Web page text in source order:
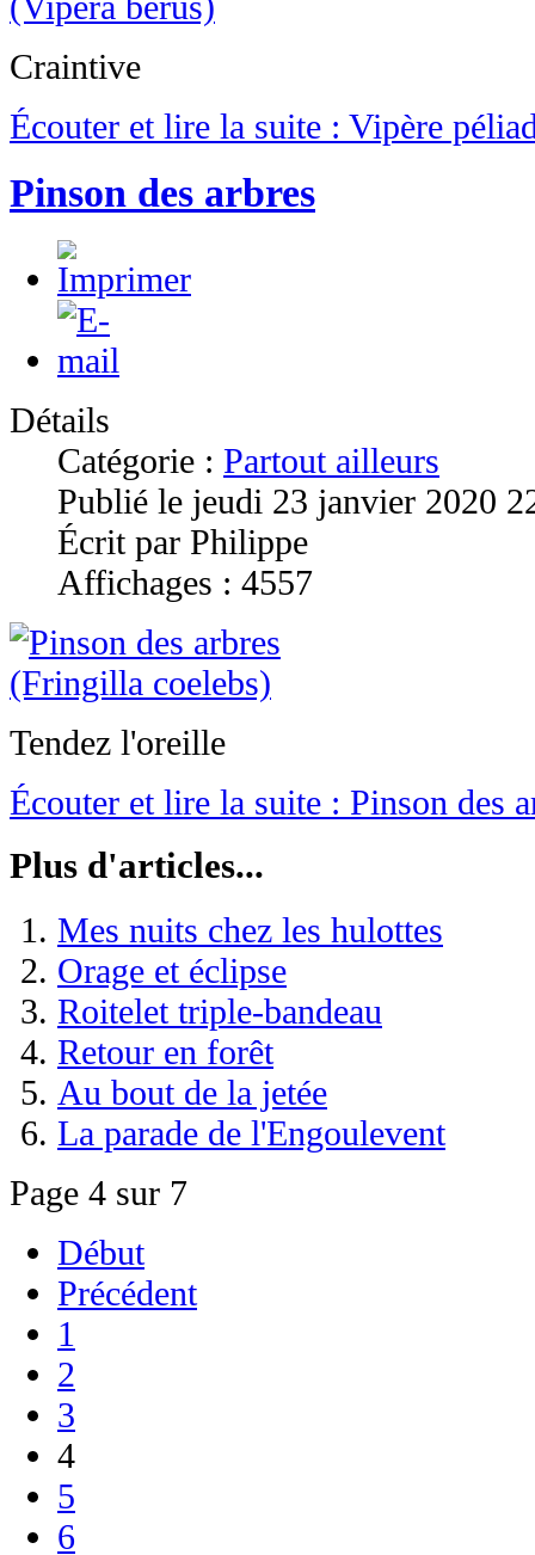
Craintive
Écouter et lire la suite : Vipère
Pinson des arbres
Détails
Catégorie : Partout ailleurs
Publié le jeudi 23 janvier 2020
Écrit par Philippe
Affichages : 4557
Tendez l'oreille
Écouter et lire la suite : Pinson des
Plus d'articles...
Mes nuits chez les hulottes
Orage et éclipse
Roitelet triple-bandeau
Retour en forêt
Au bout de la jetée
La parade de l'Engoulevent
Page 4 sur 7
Début
Précédent
1
2
3
4
5
6